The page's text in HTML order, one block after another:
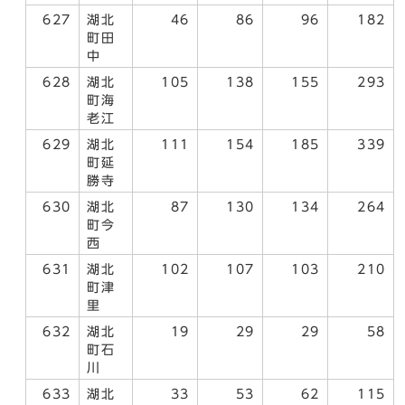
627
湖北
町田
中
46 86 96 182
628
湖北
町海
老江
105 138 155 293
629
湖北
町延
勝寺
111 154 185 339
630
湖北
町今
西
87 130 134 264
631
湖北
町津
里
102 107 103 210
632
湖北
町石
川
19 29 29 58
633
湖北
33 53 62 115